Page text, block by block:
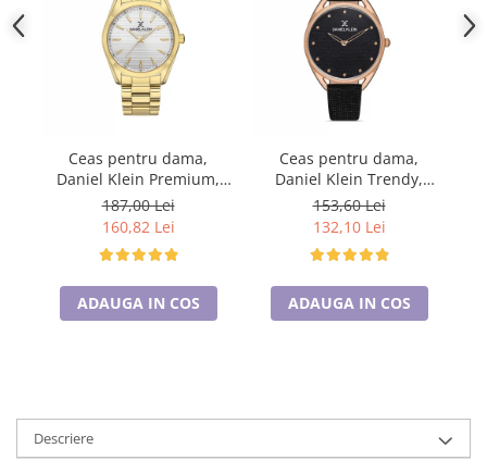
Ceas pentru dama,
Daniel Klein Premium,
DK.1.13340.3
187,00 Lei
160,82 Lei
ADAUGA IN COS
Ceas pentru dama,
Daniel Klein Trendy,
DK.1.12938.5
153,60 Lei
132,10 Lei
ADAUGA IN COS
Descriere